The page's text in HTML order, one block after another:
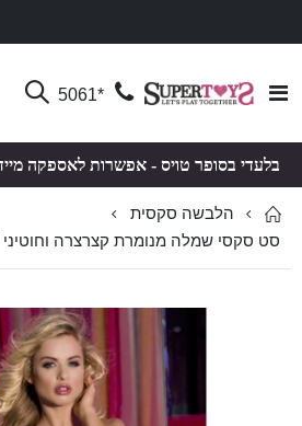
Toggle
*5061
בלעדי בסופר טויס - אפשרות לאספקה
הלבשה סקסית
סט סקסי שמלה מנומרת קצרצרה וחוטיני DAISY